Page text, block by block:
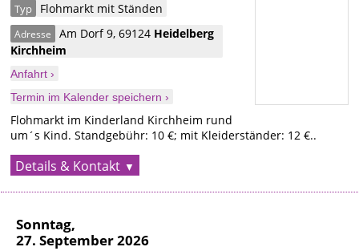
Typ Flohmarkt mit Ständen
Adresse Am Dorf 9,69124 Heidelberg
Kirchheim
Anfahrt ›
Termin im Kalender speichern ›
Flohmarkt im Kinderland Kirchheim rund
um´s Kind. Standgebühr: 10 €; mit Kleiderständer: 12 €..
Details & Kontakt
Sonntag,
27. September 2026